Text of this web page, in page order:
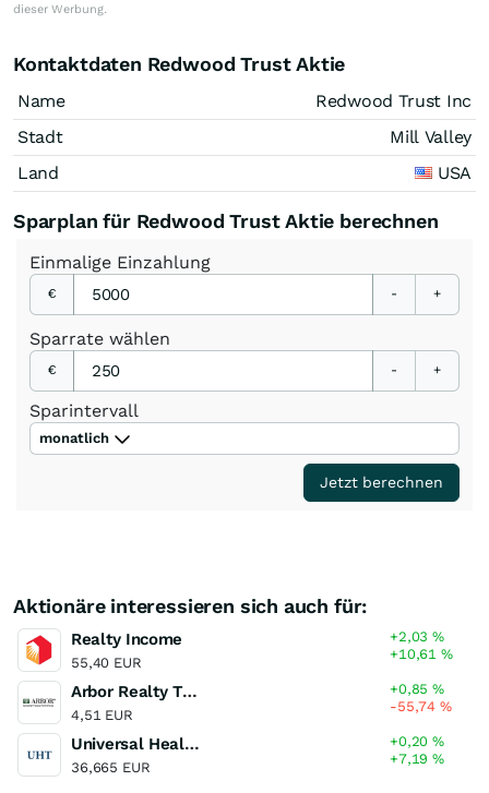
dieser Werbung.
Kontaktdaten Redwood Trust Aktie
Name
Redwood Trust Inc
Stadt
Mill Valley
Land
USA
Sparplan für Redwood Trust Aktie berechnen
Einmalige Einzahlung
€ - +
Sparrate wählen
€ - +
Sparintervall
monatlich
Jetzt berechnen
Aktionäre interessieren sich auch für:
Realty Income
55,40 EUR
+2,03%
+10,61%
Arbor Realty Trust
4,51 EUR
+0,85%
-55,74%
Universal Health Realty Income Trust of Benef Interest
36,665 EUR
+0,20%
+7,19%